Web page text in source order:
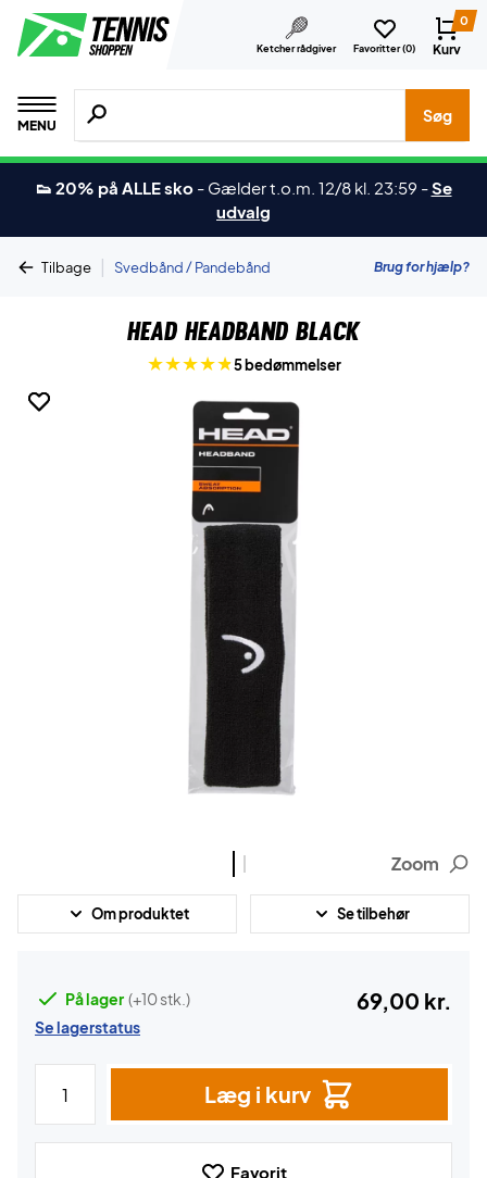
Ketcher rådgiver Favoritter (0)
0
Kurv
MENU
Søg efter produkter, mærker etc.
Søg
👟 20% på ALLE sko - Gælder t.o.m. 12/8 kl. 23:59 -Se
udvalg
Tilbage | Svedbånd / Pandebånd Brug for hjælp?
Head Headband Black
5 bedømmelser
Zoom
Om produktet Se tilbehør
På lager (+10 stk.)
Se lagerstatus
69,00 kr.
Læg i kurv
Favorit